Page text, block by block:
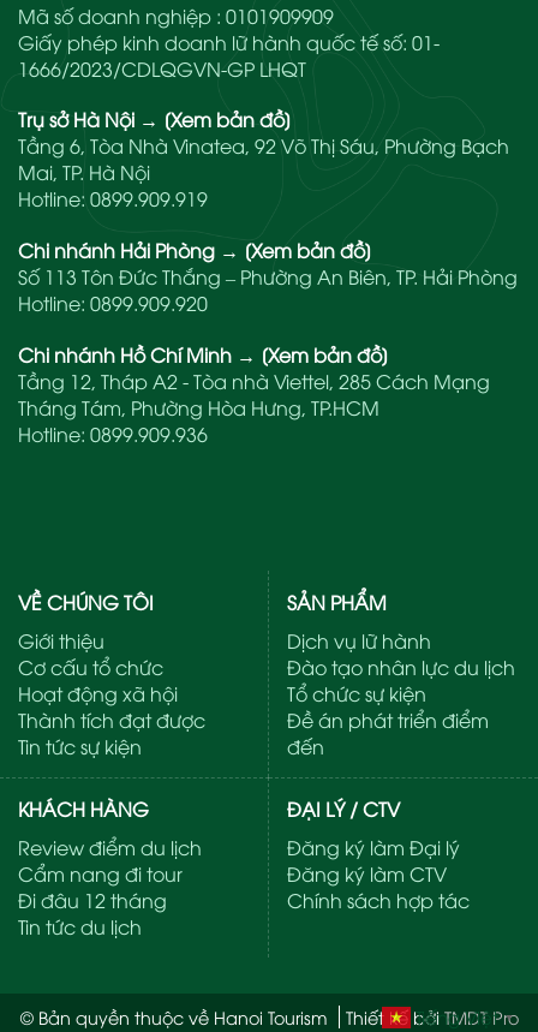
Mã số doanh nghiệp : 0101909909
Giấy phép kinh doanh lữ hành quốc tế số: 01-
1666/2023/CDLQGVN-GP LHQT
Trụ sở Hà Nội → [Xem bản đồ]
Tầng 6, Tòa Nhà Vinatea, 92 Võ Thị Sáu, Phường Bạch
Mai, TP. Hà Nội
Hotline: 0899.909.919
Chi nhánh Hải Phòng → [Xem bản đồ]
Số 113 Tôn Đức Thắng – Phường An Biên, TP. Hải Phòng
Hotline: 0899.909.920
Chi nhánh Hồ Chí Minh → [Xem bản đồ]
Tầng 12, Tháp A2 - Tòa nhà Viettel, 285 Cách Mạng
Tháng Tám, Phường Hòa Hưng, TP.HCM
Hotline: 0899.909.936
VỀ CHÚNG TÔI
Giới thiệu
Cơ cấu tổ chức
Hoạt động xã hội
Thành tích đạt được
Tin tức sự kiện
SẢN PHẨM
Dịch vụ lữ hành
Đào tạo nhân lực du lịch
Tổ chức sự kiện
Đề án phát triển điểm
đến
KHÁCH HÀNG
Review điểm du lịch
Cẩm nang đi tour
Đi đâu 12 tháng
Tin tức du lịch
ĐẠI LÝ / CTV
Đăng ký làm Đại lý
Đăng ký làm CTV
Chính sách hợp tác
© Bản quyền thuộc về Hanoi Tourism Thiết kế bởi TMDT Pro
Tiếng Việt ▼